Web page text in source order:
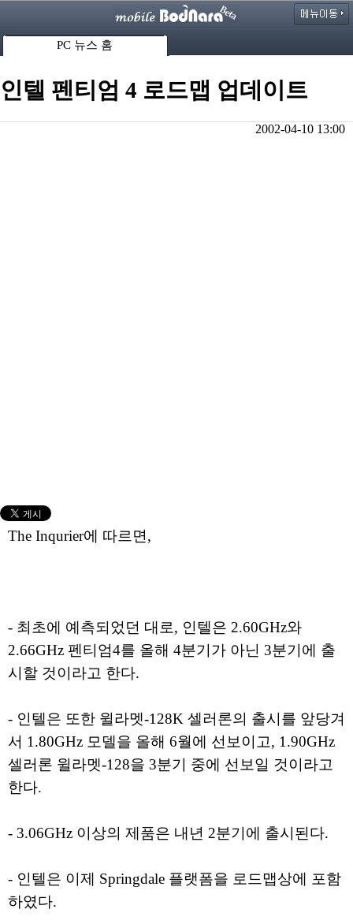
PC 뉴스 홈
인텔 펜티엄 4 로드맵 업데이트
2002-04-10 13:00
The Inqurier에 따르면,
- 최초에 예측되었던 대로, 인텔은 2.60GHz와
2.66GHz 펜티엄4를 올해 4분기가 아닌 3분기에 출
시할 것이라고 한다.
- 인텔은 또한 윌라멧-128K 셀러론의 출시를 앞당겨
서 1.80GHz 모델을 올해 6월에 선보이고, 1.90GHz
셀러론 윌라멧-128을 3분기 중에 선보일 것이라고
한다.
- 3.06GHz 이상의 제품은 내년 2분기에 출시된다.
- 인텔은 이제 Springdale 플랫폼을 로드맵상에 포함
하였다.